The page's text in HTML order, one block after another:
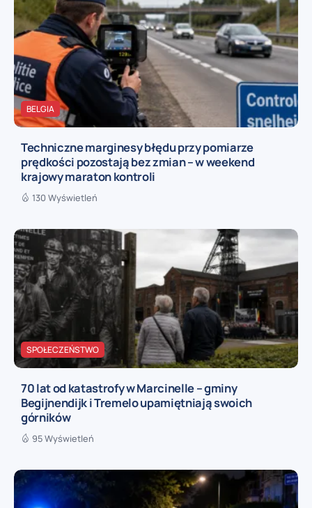
BELGIA
Techniczne marginesy błędu przy pomiarze
prędkości pozostają bez zmian – w weekend
krajowy maraton kontroli
130 Wyświetleń
SPOŁECZEŃSTWO
70 lat od katastrofy w Marcinelle – gminy
Begijnendijk i Tremelo upamiętniają swoich
górników
95 Wyświetleń